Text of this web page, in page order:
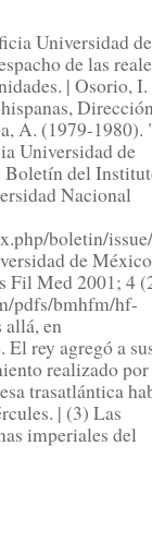
Universidad de
de las
| Osorio, I.
A. (1979-1980).
Universidad de
Boletín del
Nacional
boletin/
de
Fil Med 2001; 4
pdfs/bmhfm/hf-
en
rey agregó a
realizado por
trasatlántica
| (3) Las
imperiales del